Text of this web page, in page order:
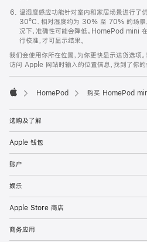
温湿度感应功能针对室内和家居场景进行了
30ºC、相对湿度约为 30% 至 70% 的场景
况下，准确性可能会降低。HomePod mini
行校准，才可显示结果。
我们会使用你所在位置，为你更快显示送货选项
访问 Apple 网站时输入的位置信息，找到了你的
HomePod 购买 HomePod
选购及了解
Apple 钱包
账户
娱乐
Apple Store 商店
商务应用